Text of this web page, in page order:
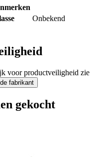
Onbekend
voor productveiligheid zie
fabrikant
gekocht